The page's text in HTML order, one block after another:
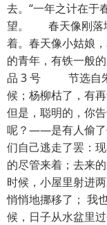
去。“一年之计在于
望。 春天像刚落
着。春天像小姑娘
的青年，有铁一般
品 3 号 节选自朱
候；杨柳枯了，有
但是，聪明的，你
呢？——是有人偷了
们自己逃走了罢：
的尽管来着；去来
时候，小屋里射进
悄悄地挪移了； 我
候，日子从水盆里